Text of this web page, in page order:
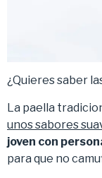
¿Quieres saber
La paella
unos sabores
joven con
para que no